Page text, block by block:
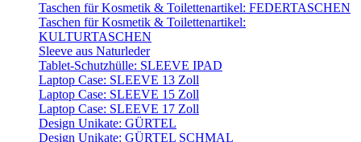
Taschen für Kosmetik & Toilettenartikel: FEDERTASCHEN
Taschen für Kosmetik & Toilettenartikel:
KULTURTASCHEN
Sleeve aus Naturleder
Tablet-Schutzhülle: SLEEVE IPAD
Laptop Case: SLEEVE 13 Zoll
Laptop Case: SLEEVE 15 Zoll
Laptop Case: SLEEVE 17 Zoll
Design Unikate: GÜRTEL
Design Unikate: GÜRTEL SCHMAL